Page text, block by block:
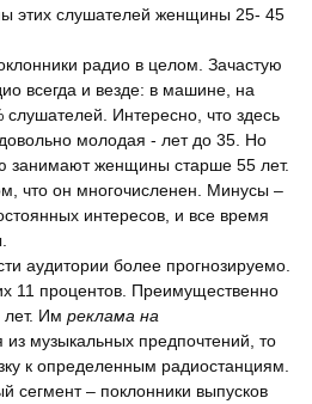
этих слушателей женщины 25- 45
радио в целом. Зачастую
всегда и везде: в машине, на
слушателей. Интересно, что здесь
молодая - лет до 35. Но
занимают женщины старше 55 лет.
что он многочисленен. Минусы –
интересов, и все время
аудитории более прогнозируемо.
11 процентов. Преимущественно
лет. Имреклама на
из музыкальных предпочтений, то
к определенным радиостанциям.
сегмент – поклонники выпусков